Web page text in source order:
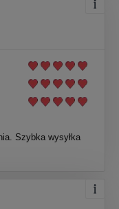
Szybka wysyłka